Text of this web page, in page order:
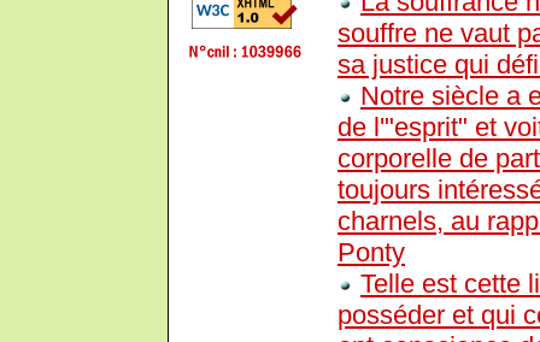
souffre ne vaut
sa justice qui
Notre siècle a
de l'"esprit" et
corporelle de
toujours
charnels, au
Ponty
Telle est cette
posséder et qui